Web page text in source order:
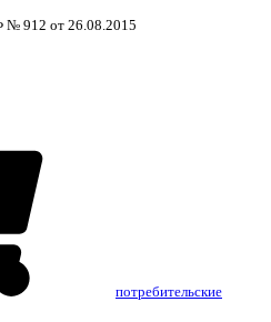
912 от 26.08.2015
потребительские